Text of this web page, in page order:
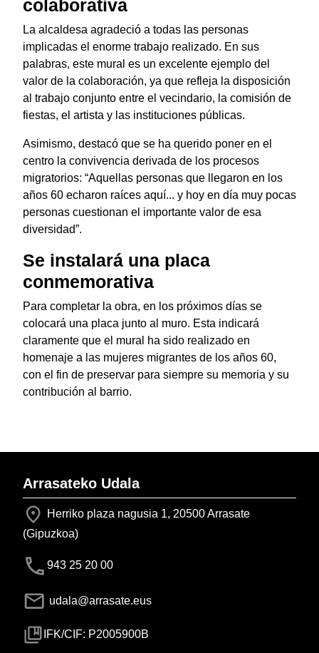
colaborativa
La alcaldesa agradeció a todas las personas
implicadas el enorme trabajo realizado. En sus
palabras, este mural es un excelente ejemplo del
valor de la colaboración, ya que refleja la disposición
al trabajo conjunto entre el vecindario, la comisión de
fiestas, el artista y las instituciones públicas.
Asimismo, destacó que se ha querido poner en el
centro la convivencia derivada de los procesos
migratorios: “Aquellas personas que llegaron en los
años 60 echaron raíces aquí... y hoy en día muy pocas
personas cuestionan el importante valor de esa
diversidad”.
Se instalará una placa
conmemorativa
Para completar la obra, en los próximos días se
colocará una placa junto al muro. Esta indicará
claramente que el mural ha sido realizado en
homenaje a las mujeres migrantes de los años 60,
con el fin de preservar para siempre su memoria y su
contribución al barrio.
Arrasateko Udala
Herriko plaza nagusia 1, 20500 Arrasate
(Gipuzkoa)
943 25 20 00
udala@arrasate.eus
IFK/CIF: P2005900B